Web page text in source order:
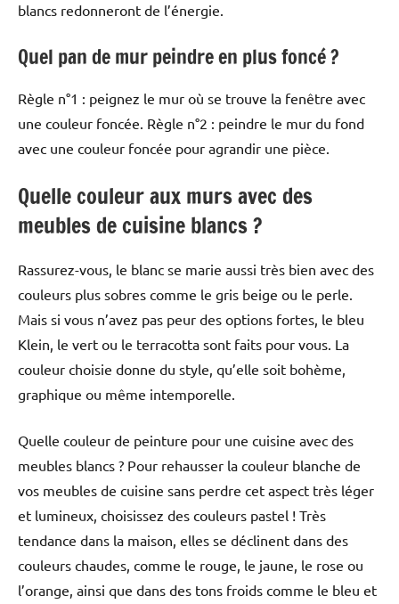
blancs redonneront de l’énergie.
Quel pan de mur peindre en plus foncé ?
Règle n°1 : peignez le mur où se trouve la fenêtre avec
une couleur foncée. Règle n°2 : peindre le mur du fond
avec une couleur foncée pour agrandir une pièce.
Quelle couleur aux murs avec des
meubles de cuisine blancs ?
Rassurez-vous, le blanc se marie aussi très bien avec des
couleurs plus sobres comme le gris beige ou le perle.
Mais si vous n’avez pas peur des options fortes, le bleu
Klein, le vert ou le terracotta sont faits pour vous. La
couleur choisie donne du style, qu’elle soit bohème,
graphique ou même intemporelle.
Quelle couleur de peinture pour une cuisine avec des
meubles blancs ? Pour rehausser la couleur blanche de
vos meubles de cuisine sans perdre cet aspect très léger
et lumineux, choisissez des couleurs pastel ! Très
tendance dans la maison, elles se déclinent dans des
couleurs chaudes, comme le rouge, le jaune, le rose ou
l’orange, ainsi que dans des tons froids comme le bleu et